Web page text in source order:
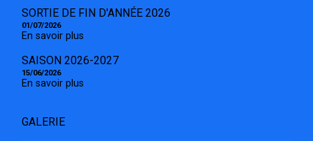
SORTIE DE FIN D'ANNÉE 2026
01/07/2026
En savoir plus
SAISON 2026-2027
15/06/2026
En savoir plus
GALERIE